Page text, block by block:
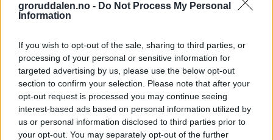
groruddalen.no - Do Not Process My Personal
Information
If you wish to opt-out of the sale, sharing to third parties, or
processing of your personal or sensitive information for
targeted advertising by us, please use the below opt-out
section to confirm your selection. Please note that after your
opt-out request is processed you may continue seeing
interest-based ads based on personal information utilized by
us or personal information disclosed to third parties prior to
your opt-out. You may separately opt-out of the further